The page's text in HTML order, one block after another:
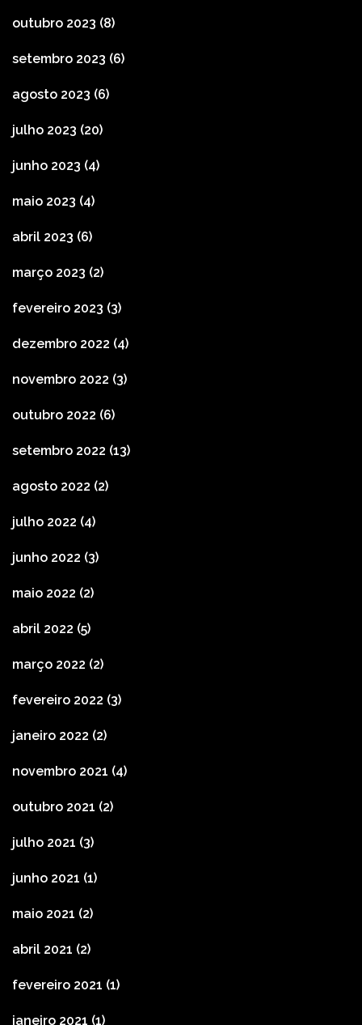
outubro 2023 (8)
setembro 2023 (6)
agosto 2023 (6)
julho 2023 (20)
junho 2023 (4)
maio 2023 (4)
abril 2023 (6)
março 2023 (2)
fevereiro 2023 (3)
dezembro 2022 (4)
novembro 2022 (3)
outubro 2022 (6)
setembro 2022 (13)
agosto 2022 (2)
julho 2022 (4)
junho 2022 (3)
maio 2022 (2)
abril 2022 (5)
março 2022 (2)
fevereiro 2022 (3)
janeiro 2022 (2)
novembro 2021 (4)
outubro 2021 (2)
julho 2021 (3)
junho 2021 (1)
maio 2021 (2)
abril 2021 (2)
fevereiro 2021 (1)
janeiro 2021 (1)